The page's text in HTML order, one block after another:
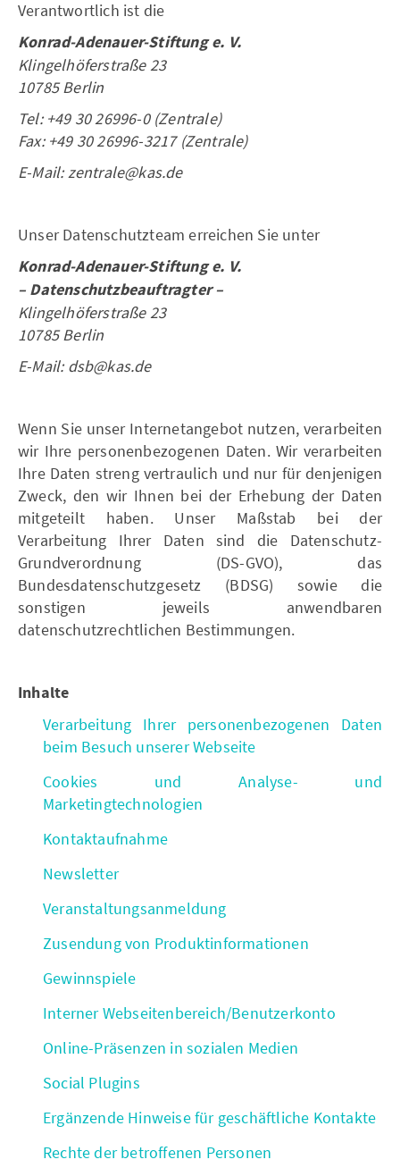
Verantwortlich ist die
Konrad-Adenauer-Stiftung e. V.
Klingelhöferstraße 23
10785 Berlin
Tel: +49 30 26996-0 (Zentrale)
Fax: +49 30 26996-3217 (Zentrale)
E-Mail: zentrale@kas.de
Unser Datenschutzteam erreichen Sie unter
Konrad-Adenauer-Stiftung e. V.
– Datenschutzbeauftragter –
Klingelhöferstraße 23
10785 Berlin
E-Mail: dsb@kas.de
Wenn Sie unser Internetangebot nutzen, verarbeiten
wir Ihre personenbezogenen Daten. Wir verarbeiten
Ihre Daten streng vertraulich und nur für denjenigen
Zweck, den wir Ihnen bei der Erhebung der Daten
mitgeteilt haben. Unser Maßstab bei der
Verarbeitung Ihrer Daten sind die Datenschutz-
Grundverordnung (DS-GVO), das
Bundesdatenschutzgesetz (BDSG) sowie die
sonstigen jeweils anwendbaren
datenschutzrechtlichen Bestimmungen.
Inhalte
Verarbeitung Ihrer personenbezogenen Daten
beim Besuch unserer Webseite
Cookies und Analyse- und
Marketingtechnologien
Kontaktaufnahme
Newsletter
Veranstaltungsanmeldung
Zusendung von Produktinformationen
Gewinnspiele
Interner Webseitenbereich/Benutzerkonto
Online-Präsenzen in sozialen Medien
Social Plugins
Ergänzende Hinweise für geschäftliche Kontakte
Rechte der betroffenen Personen